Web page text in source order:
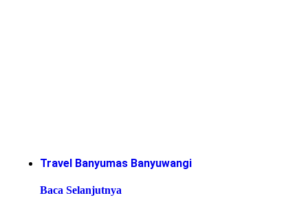
Travel Banyumas Banyuwangi
Baca Selanjutnya